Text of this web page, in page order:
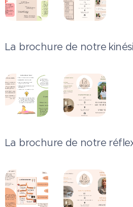
La brochure de notre
La brochure de notre